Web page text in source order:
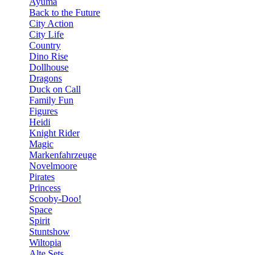
Back to the Future
City Action
City Life
Country
Dino Rise
Dollhouse
Dragons
Duck on Call
Family Fun
Figures
Heidi
Knight Rider
Magic
Markenfahrzeuge
Novelmoore
Pirates
Princess
Scooby-Doo!
Space
Spirit
Stuntshow
Wiltopia